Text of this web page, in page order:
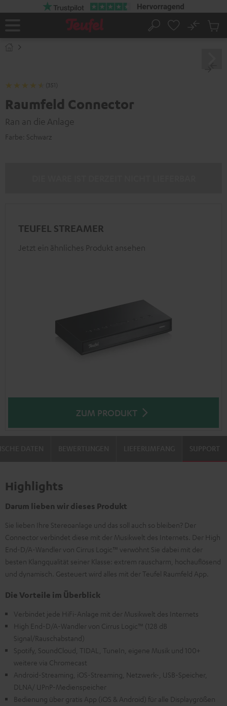
Startseite
Suche
No
(351)
Raumfeld Connector
Ran an die Anlage
Farbe: Schwarz
TEUFEL STREAMER
Jetzt ein ähnliches Produkt ansehen
ZUM PRODUKT
SUPPORT
Highlights
Darum lieben wir dieses Produkt
Sie lieben Ihre Stereoanlage und das soll auch so bleiben? Der
Connector verbindet diese mit der Musikwelt des Internets. Der High
End-D/A-Wandler von Cirrus Logic™ verwöhnt Sie dabei mit der
besten Klangqualität seiner Klasse: extrem rauscharm, hochauflösend
und dynamisch. Gesteuert wird alles mit der Teufel Raumfeld App.
Die Vorteile im Überblick
Verbindet jede HiFi-Anlage mit der Musikwelt des Internets
High End-D/A-Wandler von Cirrus Logic™ (128 dB
Signal/Rauschabstand)
Spotify, SoundCloud, TIDAL, TuneIn, eigene Musik und 100+
weitere via Chromecast
Android-Streaming, iOS-Streaming, Netzwerk-, USB-Speicher,
DLNA/ UPnP-Medienspeicher
Bedienung über gratis App (iOS & Android) für alle Displaygrößen